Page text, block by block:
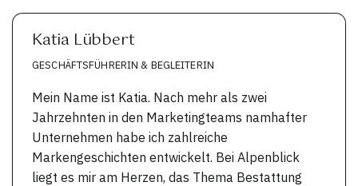
Katia Lübbert
GESCHÄFTSFÜHRERIN & BEGLEITERIN
Mein Name ist Katia. Nach mehr als zwei
Jahrzehnten in den Marketingteams namhafter
Unternehmen habe ich zahlreiche
Markengeschichten entwickelt. Bei Alpenblick
liegt es mir am Herzen, das Thema Bestattung